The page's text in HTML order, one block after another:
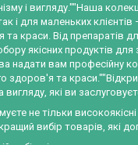
і вигляду.""Наша
і для маленьких
краси. Від препаратів
якісних продуктів
вам професійну
та
які ви
не тільки
вибір товарів, які